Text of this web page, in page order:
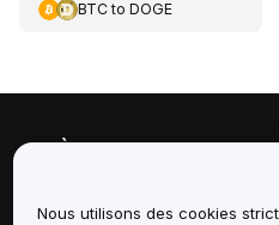
BTCto DOGE
À propos de
Services
Nous utilisons des cookies